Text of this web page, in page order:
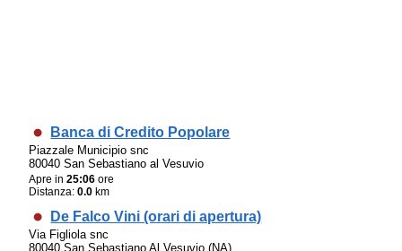
Banca di Credito Popolare
Piazzale Municipio snc
80040 San Sebastiano al Vesuvio
Apre in25:06 ore
Distanza:0.0 km
De Falco Vini (orari di apertura)
Via Figliola snc
80040 San Sebastiano Al Vesuvio (NA)